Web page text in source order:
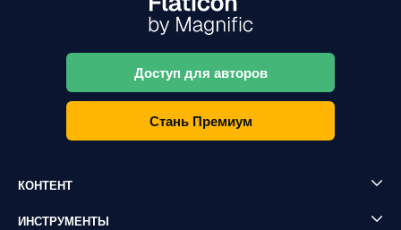
Доступ для авторов
Стань Премиум
КОНТЕНТ
ИНСТРУМЕНТЫ